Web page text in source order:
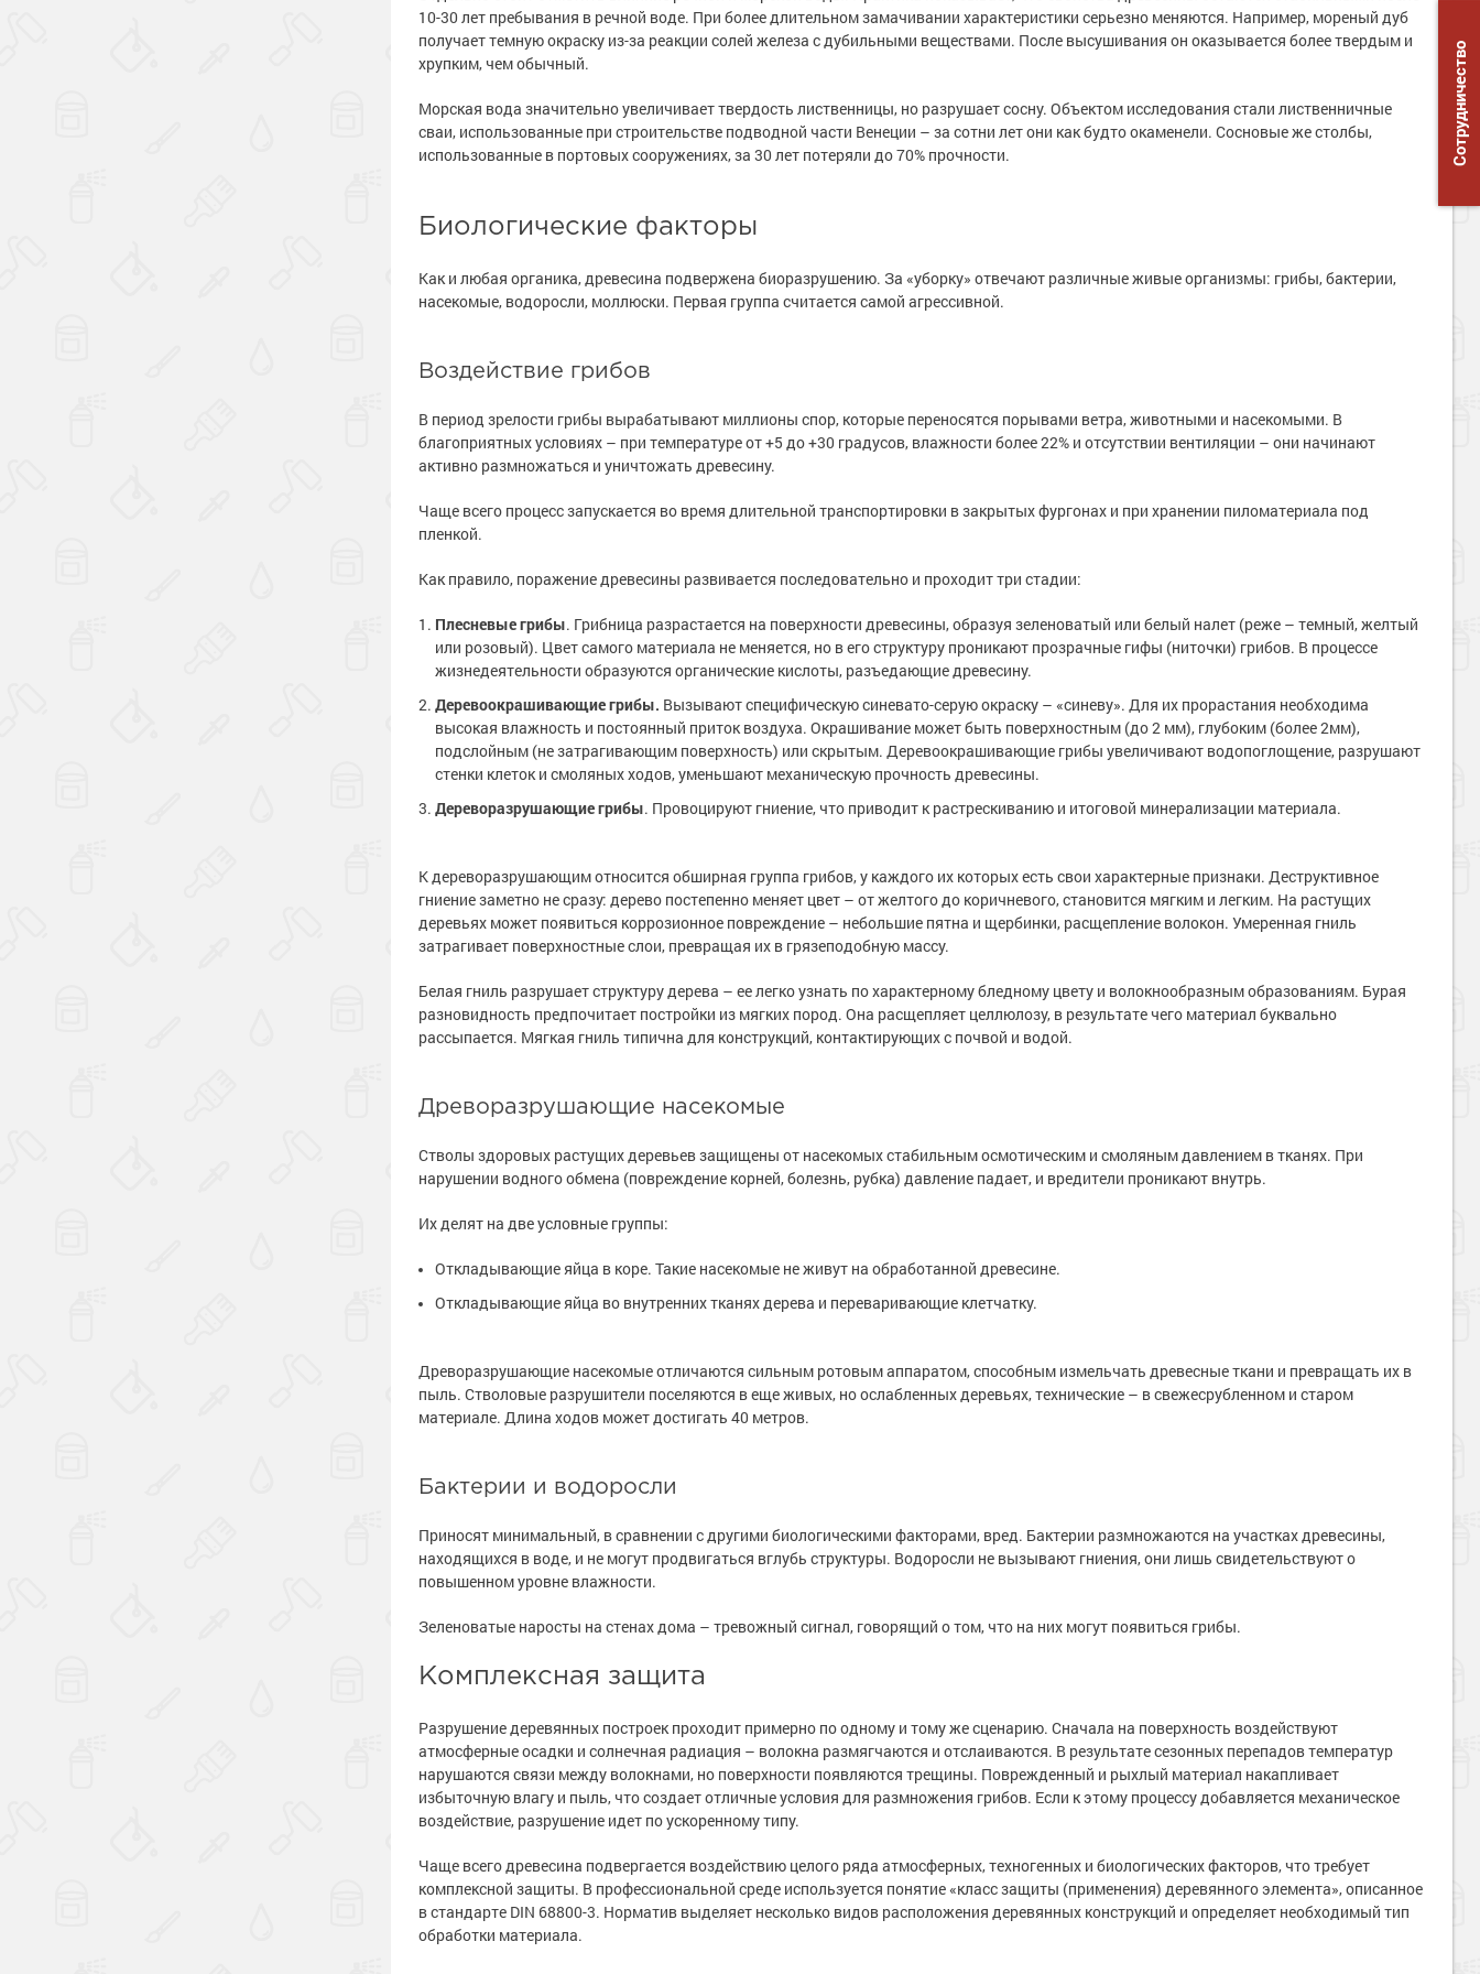
10-30 лет пребывания в речной воде. При более длительном замачивании характеристики серьезно меняются. Например, мореный дуб
получает темную окраску из-за реакции солей железа с дубильными веществами. После высушивания он оказывается более твердым и
хрупким, чем обычный.
Морская вода значительно увеличивает твердость лиственницы, но разрушает сосну. Объектом исследования стали лиственничные
сваи, использованные при строительстве подводной части Венеции – за сотни лет они как будто окаменели. Сосновые же столбы,
использованные в портовых сооружениях, за 30 лет потеряли до 70% прочности.
Биологические факторы
Как и любая органика, древесина подвержена биоразрушению. За «уборку» отвечают различные живые организмы: грибы, бактерии,
насекомые, водоросли, моллюски. Первая группа считается самой агрессивной.
Воздействие грибов
В период зрелости грибы вырабатывают миллионы спор, которые переносятся порывами ветра, животными и насекомыми. В
благоприятных условиях – при температуре от +5 до +30 градусов, влажности более 22% и отсутствии вентиляции – они начинают
активно размножаться и уничтожать древесину.
Чаще всего процесс запускается во время длительной транспортировки в закрытых фургонах и при хранении пиломатериала под
пленкой.
Как правило, поражение древесины развивается последовательно и проходит три стадии:
Плесневые грибы. Грибница разрастается на поверхности древесины, образуя зеленоватый или белый налет (реже – темный, желтый
или розовый). Цвет самого материала не меняется, но в его структуру проникают прозрачные гифы (ниточки) грибов. В процессе
жизнедеятельности образуются органические кислоты, разъедающие древесину.
Деревоокрашивающие грибы. Вызывают специфическую синевато-серую окраску – «синеву». Для их прорастания необходима
высокая влажность и постоянный приток воздуха. Окрашивание может быть поверхностным (до 2 мм), глубоким (более 2мм),
подслойным (не затрагивающим поверхность) или скрытым. Деревоокрашивающие грибы увеличивают водопоглощение, разрушают
стенки клеток и смоляных ходов, уменьшают механическую прочность древесины.
Дереворазрушающие грибы. Провоцируют гниение, что приводит к растрескиванию и итоговой минерализации материала.
К дереворазрушающим относится обширная группа грибов, у каждого их которых есть свои характерные признаки. Деструктивное
гниение заметно не сразу: дерево постепенно меняет цвет – от желтого до коричневого, становится мягким и легким. На растущих
деревьях может появиться коррозионное повреждение – небольшие пятна и щербинки, расщепление волокон. Умеренная гниль
затрагивает поверхностные слои, превращая их в грязеподобную массу.
Белая гниль разрушает структуру дерева – ее легко узнать по характерному бледному цвету и волокнообразным образованиям. Бурая
разновидность предпочитает постройки из мягких пород. Она расщепляет целлюлозу, в результате чего материал буквально
рассыпается. Мягкая гниль типична для конструкций, контактирующих с почвой и водой.
Древоразрушающие насекомые
Стволы здоровых растущих деревьев защищены от насекомых стабильным осмотическим и смоляным давлением в тканях. При
нарушении водного обмена (повреждение корней, болезнь, рубка) давление падает, и вредители проникают внутрь.
Их делят на две условные группы:
Откладывающие яйца в коре. Такие насекомые не живут на обработанной древесине.
Откладывающие яйца во внутренних тканях дерева и переваривающие клетчатку.
Древоразрушающие насекомые отличаются сильным ротовым аппаратом, способным измельчать древесные ткани и превращать их в
пыль. Стволовые разрушители поселяются в еще живых, но ослабленных деревьях, технические – в свежесрубленном и старом
материале. Длина ходов может достигать 40 метров.
Бактерии и водоросли
Приносят минимальный, в сравнении с другими биологическими факторами, вред. Бактерии размножаются на участках древесины,
находящихся в воде, и не могут продвигаться вглубь структуры. Водоросли не вызывают гниения, они лишь свидетельствуют о
повышенном уровне влажности.
Зеленоватые наросты на стенах дома – тревожный сигнал, говорящий о том, что на них могут появиться грибы.
Комплексная защита
Разрушение деревянных построек проходит примерно по одному и тому же сценарию. Сначала на поверхность воздействуют
атмосферные осадки и солнечная радиация – волокна размягчаются и отслаиваются. В результате сезонных перепадов температур
нарушаются связи между волокнами, но поверхности появляются трещины. Поврежденный и рыхлый материал накапливает
избыточную влагу и пыль, что создает отличные условия для размножения грибов. Если к этому процессу добавляется механическое
воздействие, разрушение идет по ускоренному типу.
Чаще всего древесина подвергается воздействию целого ряда атмосферных, техногенных и биологических факторов, что требует
комплексной защиты. В профессиональной среде используется понятие «класс защиты (применения) деревянного элемента», описанное
в стандарте DIN 68800-3. Норматив выделяет несколько видов расположения деревянных конструкций и определяет необходимый тип
обработки материала.
Сотрудничество